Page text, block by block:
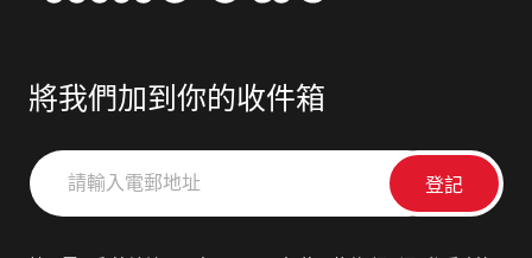
將我們加到你的收件箱
請
輸